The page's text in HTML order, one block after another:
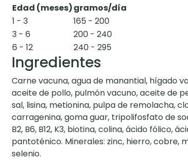
Edad (meses)gramos/día
1 - 3
165 - 200
3 - 6
200 - 240
6 - 12
240 - 295
Ingredientes
Carne vacuna, agua de manantial, hígado
aceite de pollo, pulmón vacuno, aceite de
sal, lisina, metionina, pulpa de remolacha,
carragenina, goma guar, tripolifosfato de
B2, B6, B12, K3, biotina, colina, ácido fólico,
pantoténico. Minerales: zinc, hierro, cobre,
selenio.